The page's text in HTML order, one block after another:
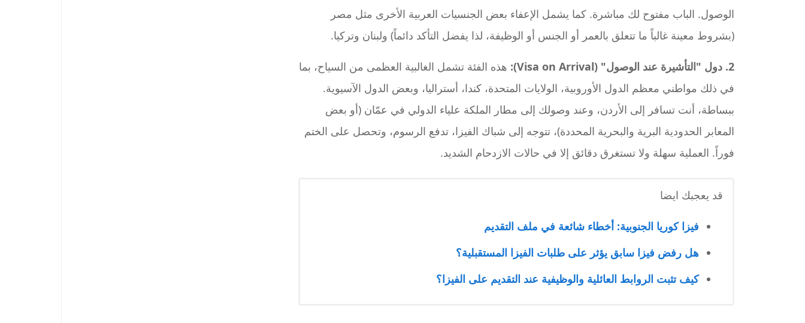
الوصول. الباب مفتوح لك مباشرة. كما يشمل الإعفاء بعض الجنسيات العربية الأخرى مثل مصر
(بشروط معينة غالباً ما تتعلق بالعمر أو الجنس أو الوظيفة، لذا يفضل التأكد دائماً) ولبنان وتركيا.
2. دول "التأشيرة عند الوصول" (Visa on Arrival):
هذه الفئة تشمل الغالبية العظمى من السياح، بما
في ذلك مواطني معظم الدول الأوروبية، الولايات المتحدة، كندا، أستراليا، وبعض الدول الآسيوية.
ببساطة، أنت تسافر إلى الأردن، وعند وصولك إلى مطار الملكة علياء الدولي في عمّان (أو بعض
المعابر الحدودية البرية والبحرية المحددة)، تتوجه إلى شباك الفيزا، تدفع الرسوم، وتحصل على الختم
فوراً. العملية سهلة ولا تستغرق دقائق إلا في حالات الازدحام الشديد.
قد يعجبك ايضا
فيزا كوريا الجنوبية: أخطاء شائعة في ملف التقديم
هل رفض فيزا سابق يؤثر على طلبات الفيزا المستقبلية؟
كيف تثبت الروابط العائلية والوظيفية عند التقديم على الفيزا؟